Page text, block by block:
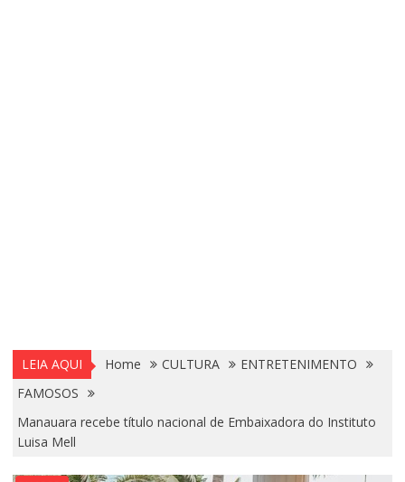
LEIA AQUI Home CULTURA
ENTRETENIMENTO
FAMOSOS
Manauara recebe título nacional de Embaixadora do Instituto
Luisa Mell